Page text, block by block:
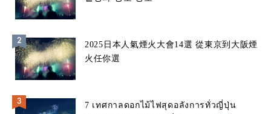
2025日本人氣煙火大會14選 從東京到大阪煙
火任你選
7 เทศกาลดอกไม้ไฟสุดอลังการทั่วญี่ปุ่น